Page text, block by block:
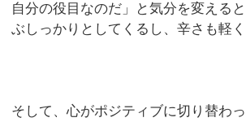
自分の役目なのだ」と気分を変える
ぶしっかりとしてくるし、辛さも軽く
そして、心がポジティブに切り替わ